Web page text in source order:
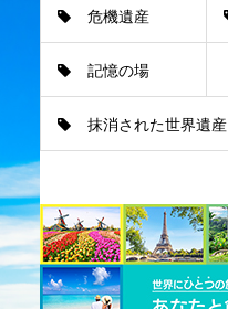
危機遺産
記憶の場
抹消された世界遺産